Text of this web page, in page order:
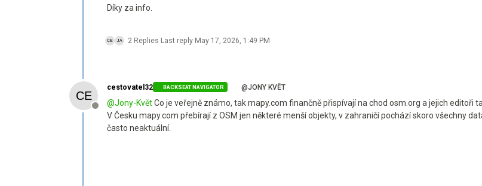
Díky za info.
2 Replies Last reply May 17, 2026, 1:49 PM
Offline
cestovatel32 BACKSEAT NAVIGATOR @JONY KVĚT
@Jony-KvětCo je veřejně známo, tak mapy.com finančně přispívají na chod osm.org a jejich editoři
V Česku mapy.com přebírají z OSM jen některé menší objekty, v zahraničí pochází skoro všechny
často neaktuální.